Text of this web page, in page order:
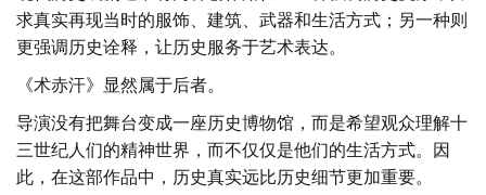
求真实再现当时的服饰、建筑、武器和生活方式；另一种则
更强调历史诠释，让历史服务于艺术表达。
《术赤汗》显然属于后者。
导演没有把舞台变成一座历史博物馆，而是希望观众理解十
三世纪人们的精神世界，而不仅仅是他们的生活方式。因
此，在这部作品中，历史真实远比历史细节更加重要。